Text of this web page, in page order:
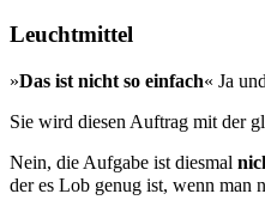
Leuchtmittel
»Das ist nicht so einfach« Ja
Sie wird diesen Auftrag mit der
Nein, die Aufgabe ist diesmal
der es Lob genug ist, wenn man